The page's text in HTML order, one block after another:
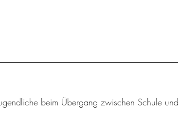
beim Übergang zwischen Schule und